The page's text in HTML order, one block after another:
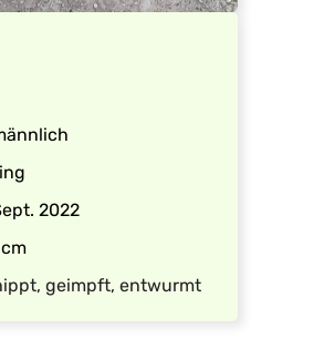
2022
geimpft, entwurmt